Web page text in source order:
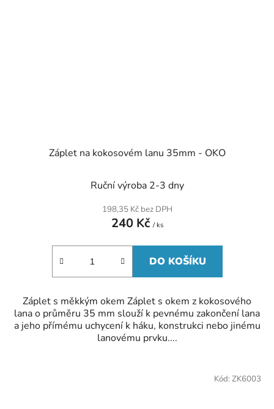
Záplet na kokosovém lanu 35mm - OKO
Ruční výroba 2-3 dny
198,35 Kč bez DPH
240 Kč / ks
DO KOŠÍKU
Záplet s měkkým okem Záplet s okem z kokosového
lana o průměru 35 mm slouží k pevnému zakončení lana
a jeho přímému uchycení k háku, konstrukci nebo jinému
lanovému prvku....
Kód: ZK6003